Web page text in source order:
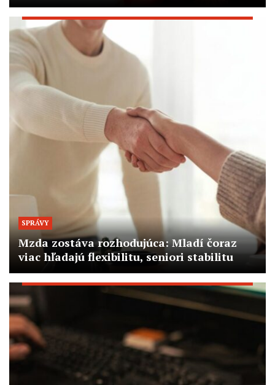
SPRÁVY
Mzda zostáva rozhodujúca: Mladí čoraz
viac hľadajú flexibilitu, seniori stabilitu